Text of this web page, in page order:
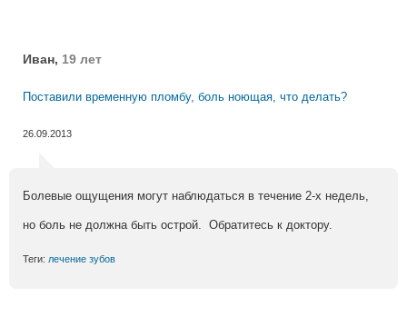
Иван, 19 лет
Поставили временную пломбу, боль ноющая, что делать?
26.09.2013
Болевые ощущения могут наблюдаться в течение 2-х недель,
но боль не должна быть острой. Обратитесь к доктору.
Теги: лечение зубов